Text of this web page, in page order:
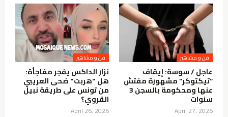
فن و مشاهير
عاجل / سوسة: إيقاف
“تيكتوكر” مشهورة مفتش
عنها ومحكومة بالسجن 3
سنوات
April 27, 2026
فن و مشاهير
نزار الداكس يفجر مفاجأة:
هل "هربت" ضحى العريبي
من تونس على طريقة نبيل
القروي؟
April 26, 2026